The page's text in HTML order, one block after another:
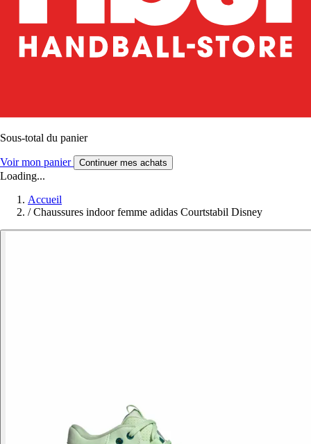
Sous-total du panier
Voir mon panier Continuer mes achats
Loading...
Accueil
/ Chaussures indoor femme adidas Courtstabil Disney